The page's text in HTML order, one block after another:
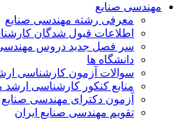
مهندسی صنایع
معرفی رشته مهندسی صنایع
اطلاعات قبول شدگان
سر فصل جدید دروس
دانشگاه ها
سوالات آزمون کارشناسی
منابع کنکور کارشناسی
آزمون دکترای مهندسی صنایع
تقویم مهندسی صنایع ایران